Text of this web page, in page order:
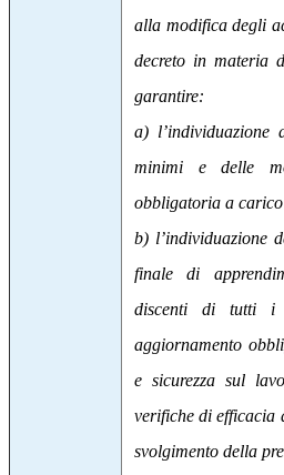
alla modifica degli
decreto in materia
garantire:
a) l’individuazione
minimi e delle
obbligatoria a
b) l’individuazione
finale di
discenti di tutti i
aggiornamento
e sicurezza sul
verifiche di efficacia
svolgimento della